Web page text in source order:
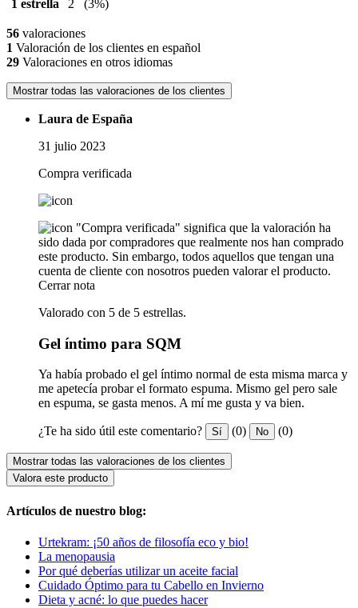
1 estrella
2 (3%)
56 valoraciones
1 Valoración de los clientes en español
29 Valoraciones en otros idiomas
Mostrar todas las valoraciones de los clientes
Laura de España
31 julio 2023
Compra verificada
"Compra verificada" significa que la valoración ha
sido dada por compradores que realmente nos han comprado
este producto. Sin embargo, todos aquellos que tengan una
cuenta de cliente con nosotros pueden valorar el producto.
Cerrar nota
Valorado con 5 de 5 estrellas.
Gel íntimo para SQM
Ya había probado el gel íntimo normal de esta misma marca y
me apetecía probar el formato espuma. Mismo gel pero sale
en espuma, se gasta menos. A mí me gusta y va bien.
¿Te ha sido útil este comentario? Sí (0) No (0)
Mostrar todas las valoraciones de los clientes
Valora este producto
Artículos de nuestro blog:
Urtekram: ¡50 años de filosofía eco y bio!
La menopausia
Por qué deberías utilizar un aceite facial
Cuidado Óptimo para tu Cabello en Invierno
Dieta y acné: lo que puedes hacer